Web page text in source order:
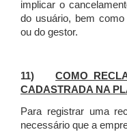
implicar o
do usuário, bem
ou do gestor.
11)COMO
CADASTRADA NA
Para registrar uma
necessário que a